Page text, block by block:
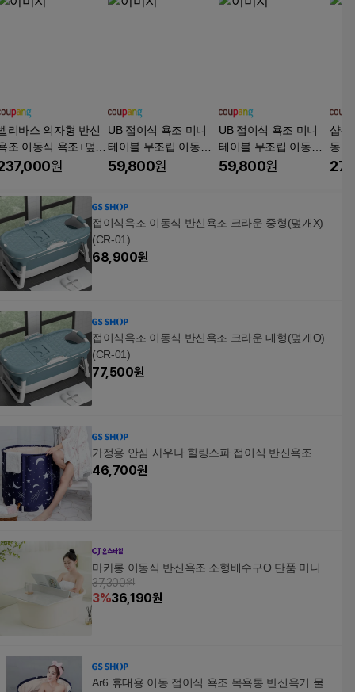
리바스 의자형 반신
조 이동식 욕조+덮개
트 반신욕기 시팅바
덮개), 1세트
원
UB 접이식 욕조 미니
테이블 무조립 이동식
반신욕 목욕통 성인용
59,800원
UB 접이식 욕조 미니
테이블 무조립 이동식
반신욕 목욕통 성인용
59,800원
샵
동식
다크
접이식욕조 이동식 반신욕조 크라운 중형(덮개X)
(CR-01)
68,900원
접이식욕조 이동식 반신욕조 크라운 대형(덮개O)
(CR-01)
77,500원
가정용 안심 사우나 힐링스파 접이식 반신욕조
46,700원
마카롱 이동식 반신욕조 소형배수구O 단품 미니
37,300원
3%36,190원
Ar6 휴대용 이동 접이식 욕조 목욕통 반신욕기 물